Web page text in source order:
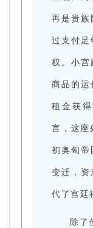
再是贵族
过支付足
权。小宫
商品的运
租金获
言，这座
初奥匈帝
变迁，资
代了宫廷
除了